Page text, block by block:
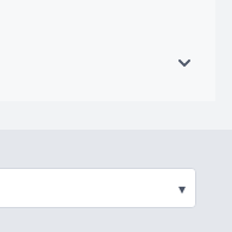
▾